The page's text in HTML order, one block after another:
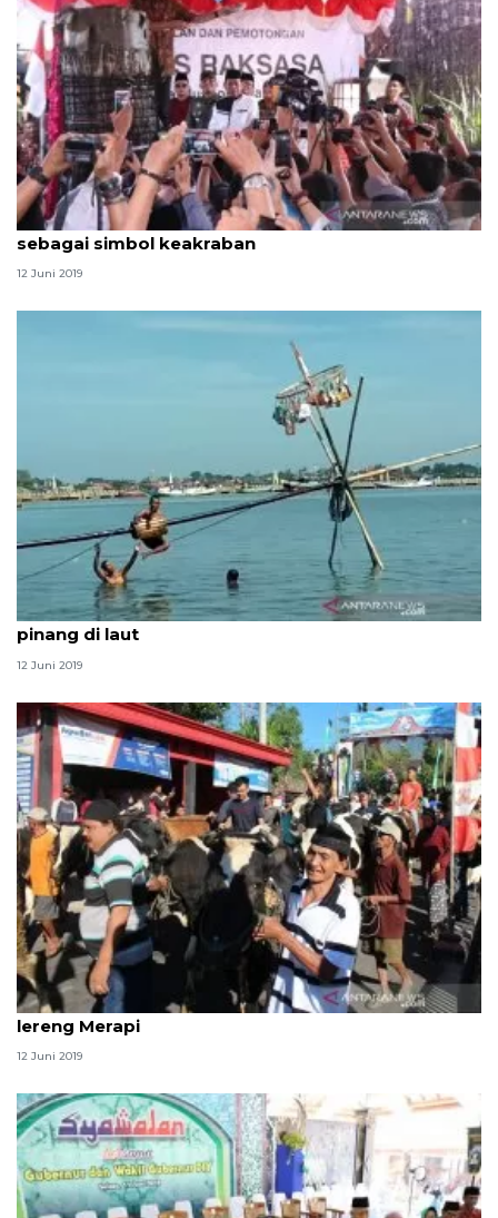
Ganjar sebut tradisi potong lopis Pekalongan
sebagai simbol keakraban
12 Juni 2019
Warga Jepara rayakan syawalan dengan panjat
pinang di laut
12 Juni 2019
Sapi dan kambing diarak dalam tradisi Syawalan
lereng Merapi
12 Juni 2019